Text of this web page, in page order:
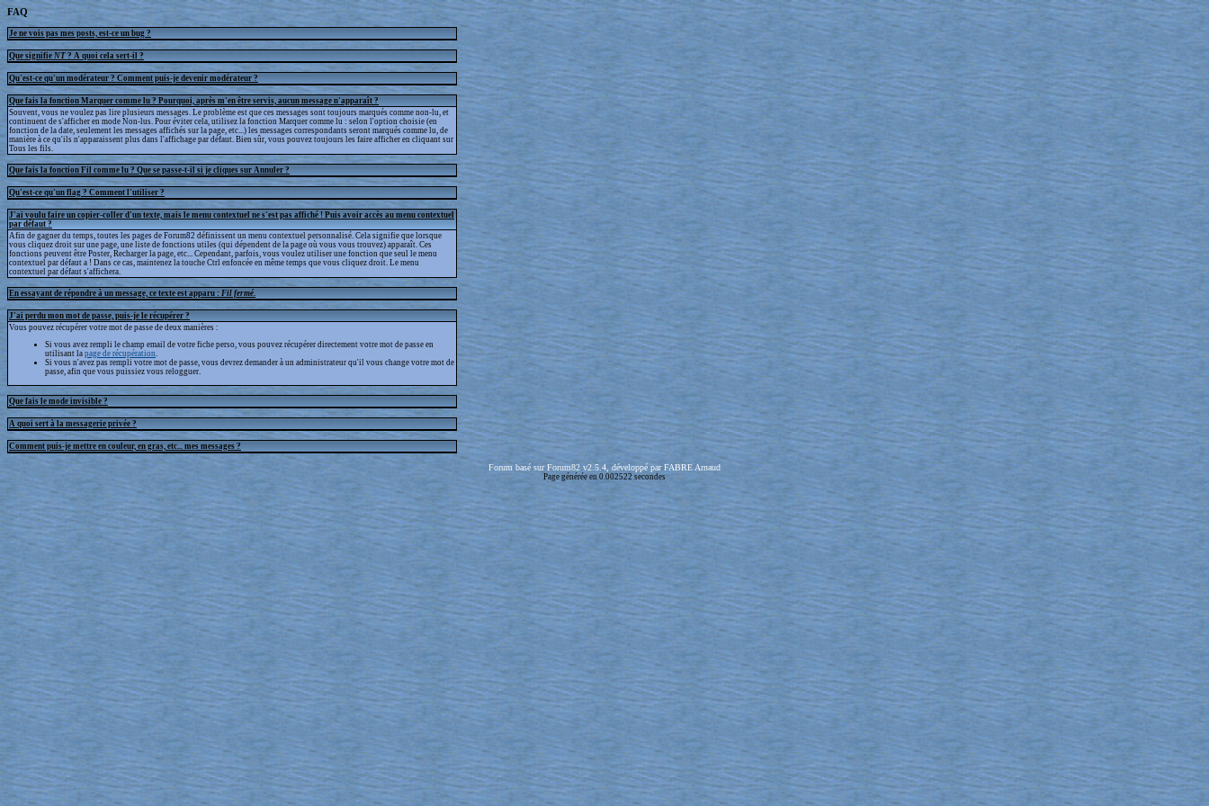
FAQ
Je ne vois pas mes posts, est-ce un bug ?
Que signifie NT ? A quoi cela sert-il ?
Qu'est-ce qu'un modérateur ? Comment puis-je devenir modérateur ?
Que fais la fonction Marquer comme lu ? Pourquoi, après m'en être servis, aucun message n'apparaît ?
Souvent, vous ne voulez pas lire plusieurs messages. Le problème est que ces messages sont toujours marqués comme non-lu, et
continuent de s'afficher en mode Non-lus. Pour éviter cela, utilisez la fonction Marquer comme lu : selon l'option choisie (en
fonction de la date, seulement les messages affichés sur la page, etc...) les messages correspondants seront marqués comme lu, de
manière à ce qu'ils n'apparaissent plus dans l'affichage par défaut. Bien sûr, vous pouvez toujours les faire afficher en cliquant sur
Tous les fils.
Que fais la fonction Fil comme lu ? Que se passe-t-il si je cliques sur Annuler ?
Qu'est-ce qu'un flag ? Comment l'utiliser ?
J'ai voulu faire un copier-coller d'un texte, mais le menu contextuel ne s'est pas affiché ! Puis avoir accès au menu contextuel
par défaut ?
Afin de gagner du temps, toutes les pages de Forum82 définissent un menu contextuel personnalisé. Cela signifie que lorsque
vous cliquez droit sur une page, une liste de fonctions utiles (qui dépendent de la page où vous vous trouvez) apparaît. Ces
fonctions peuvent être Poster, Recharger la page, etc... Cependant, parfois, vous voulez utiliser une fonction que seul le menu
contextuel par défaut a ! Dans ce cas, maintenez la touche Ctrl enfoncée en même temps que vous cliquez droit. Le menu
contextuel par défaut s'affichera.
En essayant de répondre à un message, ce texte est apparu : Fil fermé
J'ai perdu mon mot de passe, puis-je le récupérer ?
Vous pouvez récupérer votre mot de passe de deux manières :
Si vous avez rempli le champ email de votre fiche perso, vous pouvez récupérer directement votre mot de passe en
utilisant la page de récupération
Si vous n'avez pas rempli votre mot de passe, vous devrez demander à un administrateur qu'il vous change votre mot de
passe, afin que vous puissiez vous relogguer.
Que fais le mode invisible ?
A quoi sert à la messagerie privée ?
Comment puis-je mettre en couleur, en gras, etc... mes messages ?
Forum basé sur Forum82 v2.5.4, développé par FABRE Arnaud
Page générée en 0.002522 secondes